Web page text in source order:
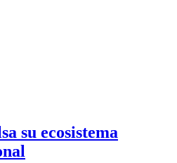
su ecosistema